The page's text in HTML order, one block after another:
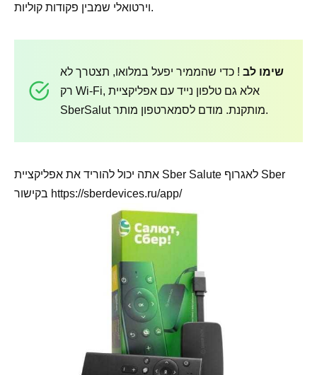
וירטואלי שמבין פקודות קוליות.
שימו לב ! כדי שהממיר יפעל במלואו, תצטרך לא
רק Wi-Fi, אלא גם טלפון נייד עם אפליקציית
SberSalut מותקנת. מודם לסמארטפון מותר.
אתה יכול להוריד את אפליקציית Sber Salute לאגרוף Sber
בקישור https://sberdevices.ru/app/